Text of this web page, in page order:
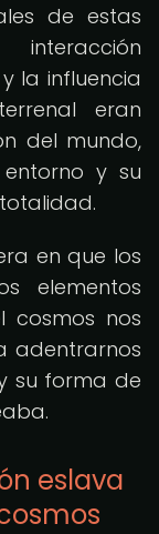
de estas
la influencia
eran
del mundo,
y su
en que los
elementos
cosmos nos
adentrarnos
su forma de
eslava